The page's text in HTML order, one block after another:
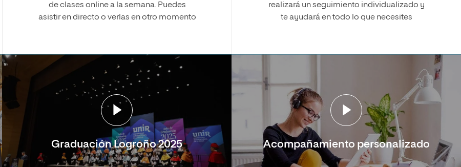
de clases online a la semana. Puedes
asistir en directo o verlas en otro momento
realizará un seguimiento individualizado y
te ayudará en todo lo que necesites
Graduación Logroño 2025 Acompañamiento personalizado